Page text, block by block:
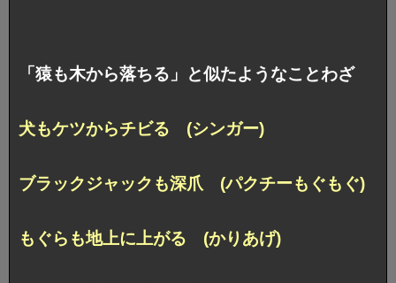
「猿も木から落ちる」と似たようなことわざ
犬もケツからチビる (シンガー)
ブラックジャックも深爪 (パクチーもぐもぐ)
もぐらも地上に上がる (かりあげ)